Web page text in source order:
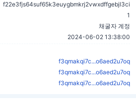
f22e3fjs64suf65k3euygbmkrj2vwxdffgebjl3ci
1
채굴자 계정
2024-06-02 13:38:00
f3qmakqi7c...o6aed2u7oq
f3qmakqi7c...o6aed2u7oq
f3qmakqi7c...o6aed2u7oq